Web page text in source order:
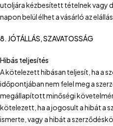
utoljára kézbesített tételnek vagy
napon belül élhet a vásárló az
8. JÓTÁLLÁS, SZAVATOSSÁG
Hibás teljesítés
A kötelezett hibásan teljesít, ha a
időpontjában nem felel meg a
megállapított minőségi
kötelezett, ha a jogosult a hibát a
ismerte, vagy a hibát a